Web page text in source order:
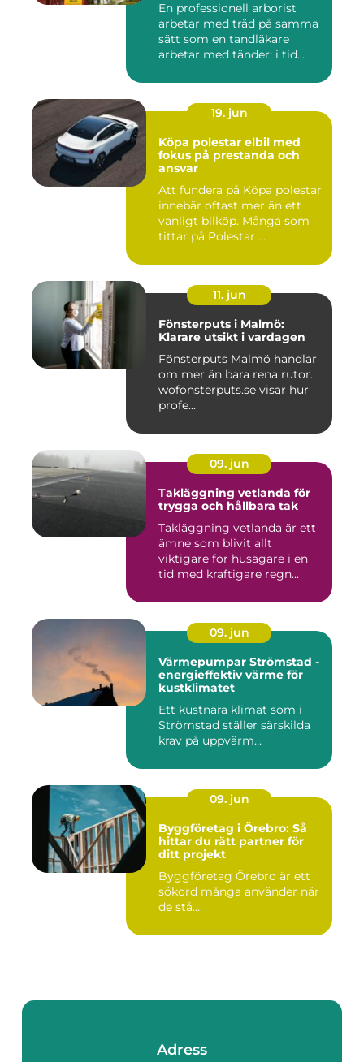
En professionell arborist
arbetar med träd på samma
sätt som en tandläkare
arbetar med tänder: i tid...
19. jun
Köpa polestar elbil med
fokus på prestanda och
ansvar
Att fundera på Köpa polestar
innebär oftast mer än ett
vanligt bilköp. Många som
tittar på Polestar ...
11. jun
Fönsterputs i Malmö:
Klarare utsikt i vardagen
Fönsterputs Malmö handlar
om mer än bara rena rutor.
wofonsterputs.se visar hur
profe...
09. jun
Takläggning vetlanda för
trygga och hållbara tak
Takläggning vetlanda är ett
ämne som blivit allt
viktigare för husägare i en
tid med kraftigare regn...
09. jun
Värmepumpar Strömstad -
energieffektiv värme för
kustklimatet
Ett kustnära klimat som i
Strömstad ställer särskilda
krav på uppvärm...
09. jun
Byggföretag i Örebro: Så
hittar du rätt partner för
ditt projekt
Byggföretag Örebro är ett
sökord många använder när
de stå...
Adress